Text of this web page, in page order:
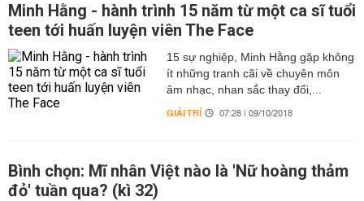
Minh Hằng - hành trình 15 năm từ một ca sĩ tuổi
teen tới huấn luyện viên The Face
15 sự nghiệp, Minh Hằng gặp không
ít những tranh cãi về chuyên môn
âm nhạc, nhan sắc thay đổi,...
GIẢI TRÍ 07:28 | 09/10/2018
Bình chọn: Mĩ nhân Việt nào là 'Nữ hoàng thảm
đỏ' tuần qua? (kì 32)